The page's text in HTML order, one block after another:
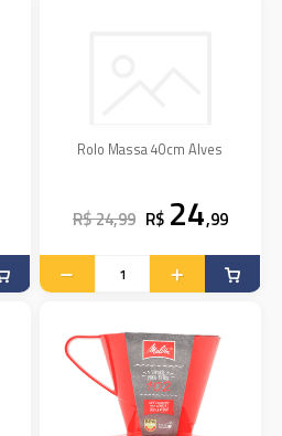
Rolo Massa 40cm Alves
R$ 24,99 R$ 24,99